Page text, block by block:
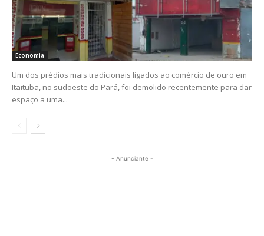
Economia
Um dos prédios mais tradicionais ligados ao comércio de ouro em
Itaituba, no sudoeste do Pará, foi demolido recentemente para dar
espaço a uma...
- Anunciante -